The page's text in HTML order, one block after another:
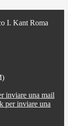
I. Kant Roma
inviare una mail
per inviare una